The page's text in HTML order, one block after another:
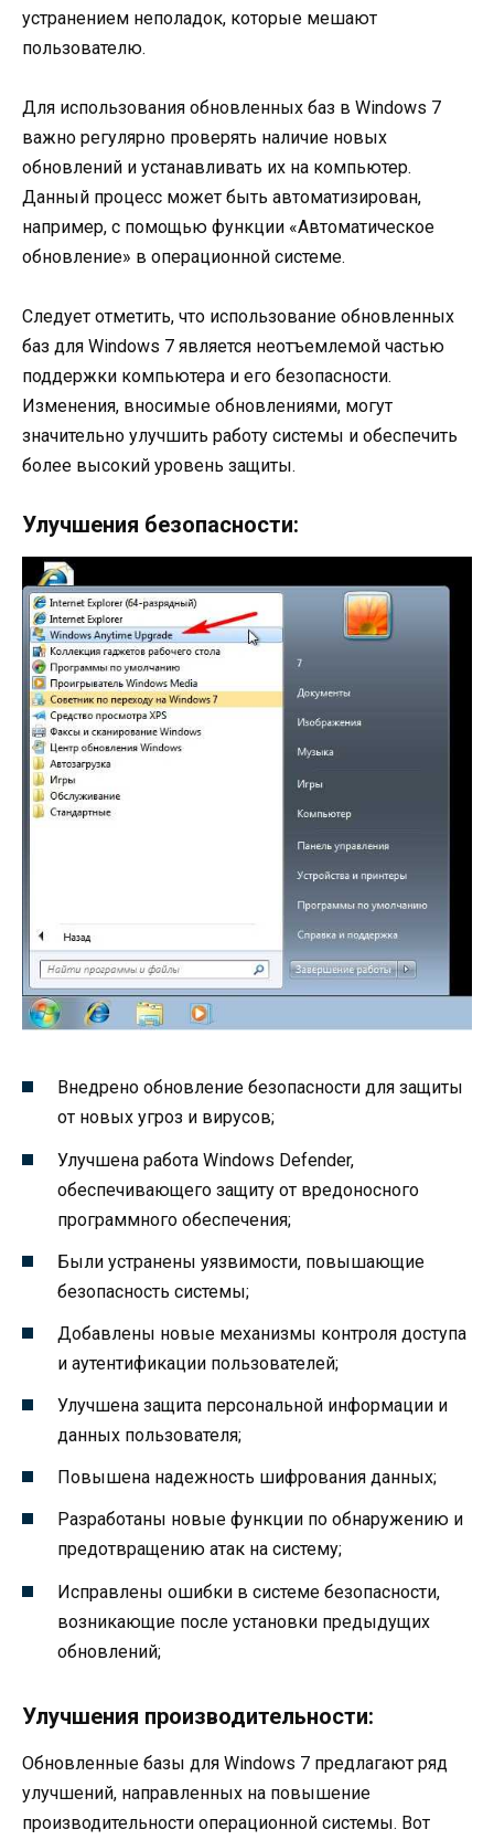
устранением неполадок, которые мешают
пользователю.
Для использования обновленных баз в Windows 7
важно регулярно проверять наличие новых
обновлений и устанавливать их на компьютер.
Данный процесс может быть автоматизирован,
например, с помощью функции «Автоматическое
обновление» в операционной системе.
Следует отметить, что использование обновленных
баз для Windows 7 является неотъемлемой частью
поддержки компьютера и его безопасности.
Изменения, вносимые обновлениями, могут
значительно улучшить работу системы и обеспечить
более высокий уровень защиты.
Улучшения безопасности:
Внедрено обновление безопасности для защиты
от новых угроз и вирусов;
Улучшена работа Windows Defender,
обеспечивающего защиту от вредоносного
программного обеспечения;
Были устранены уязвимости, повышающие
безопасность системы;
Добавлены новые механизмы контроля доступа
и аутентификации пользователей;
Улучшена защита персональной информации и
данных пользователя;
Повышена надежность шифрования данных;
Разработаны новые функции по обнаружению и
предотвращению атак на систему;
Исправлены ошибки в системе безопасности,
возникающие после установки предыдущих
обновлений;
Улучшения производительности:
Обновленные базы для Windows 7 предлагают ряд
улучшений, направленных на повышение
производительности операционной системы. Вот